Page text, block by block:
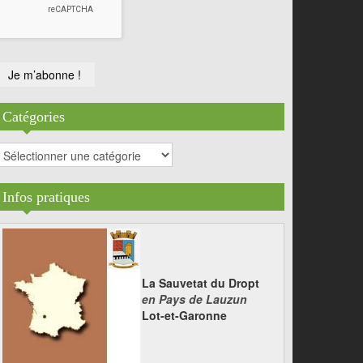
Catégories
Infos pratiques
La Sauvetat du Dropt
en Pays de Lauzun
Lot-et-Garonne